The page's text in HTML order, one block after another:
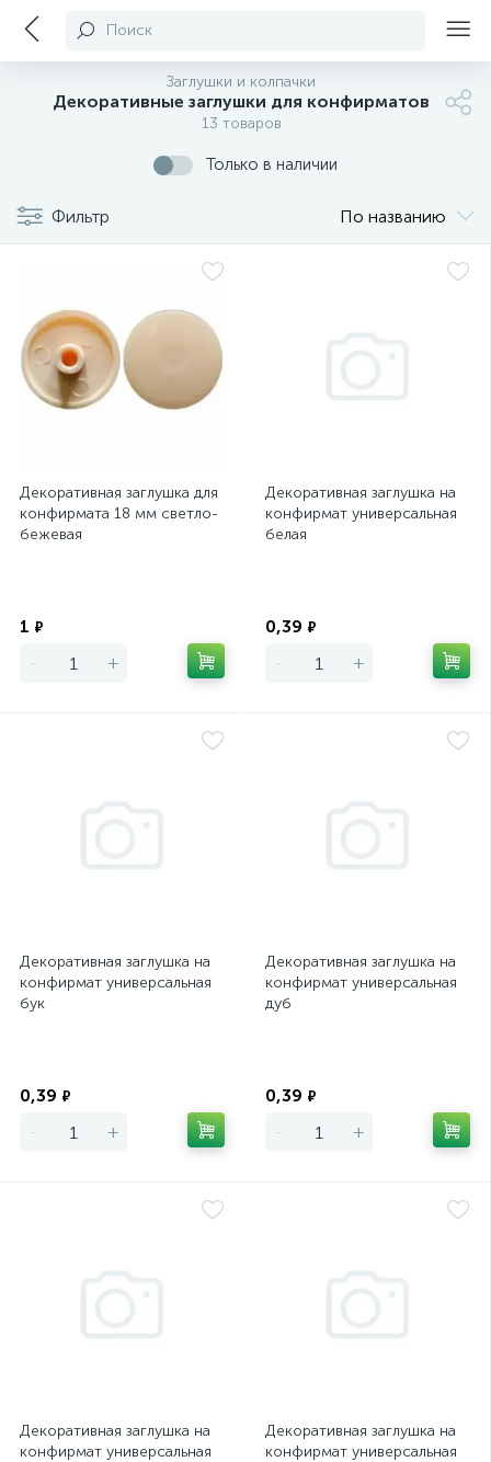
Поиск
Заглушки и колпачки
Декоративные заглушки для конфирматов
13 товаров
Только в наличии
Фильтр По названию
Декоративная заглушка для
конфирмата 18 мм светло-
бежевая
1 ₽
- +
Декоративная заглушка на
конфирмат универсальная
белая
0,39 ₽
- +
Декоративная заглушка на
конфирмат универсальная
бук
0,39 ₽
- +
Декоративная заглушка на
конфирмат универсальная
дуб
0,39 ₽
- +
Декоративная заглушка на
конфирмат универсальная
Декоративная заглушка на
конфирмат универсальная